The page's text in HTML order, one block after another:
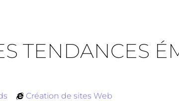
TENDANCES
Création de sites Web